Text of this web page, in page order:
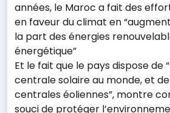
années, le Maroc a fait des
en faveur du climat en
la part des énergies
énergétique”
Et le fait que le pays dispose de
centrale solaire au monde, et
centrales éoliennes”, montre
souci de protéger